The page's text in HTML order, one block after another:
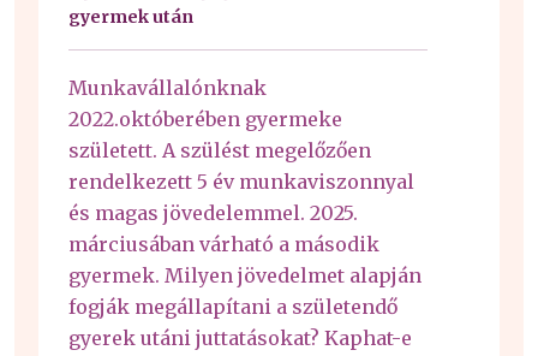
gyermek után
Munkavállalónknak
2022.októberében gyermeke
született. A szülést megelőzően
rendelkezett 5 év munkaviszonnyal
és magas jövedelemmel. 2025.
márciusában várható a második
gyermek. Milyen jövedelmet alapján
fogják megállapítani a születendő
gyerek utáni juttatásokat? Kaphat-e